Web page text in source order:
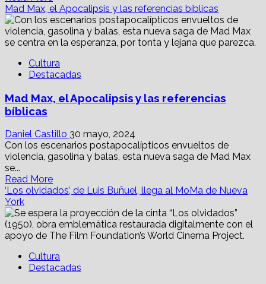
more
about
“Llámenme
Mike”,
joya
policiaca
prohibió
Durazo
Mad Max, el Apocalipsis y las referencias bíblicas
Cultura
Destacadas
Mad Max, el Apocalipsis y las referencias
bíblicas
Daniel Castillo 30 mayo, 2024
Con los escenarios postapocalípticos envueltos de
violencia, gasolina y balas, esta nueva saga de Mad Max
se...
Read MoreRead
more
Mad
Max,
el
y
las
‘Los olvidados’, de Luis Buñuel, llega al MoMa de Nueva
York
Cultura
Destacadas